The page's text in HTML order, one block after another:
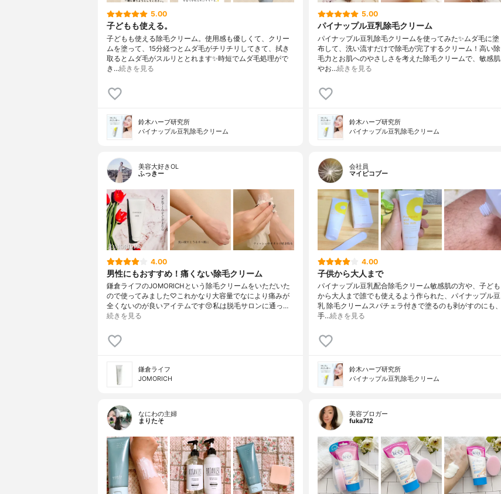
5.00
子どもも使える。
子どもも使える除毛クリーム。使用感も優しくて、クリー
ムを塗って、15分経つとムダ毛がチリチリしてきて、拭き
取るとムダ毛がスルリととれます✨時短でムダ毛処理がで
き…続きを見る
鈴木ハーブ研究所
パイナップル豆乳除毛クリーム
5.00
パイナップル豆乳除毛クリーム
パイナップル豆乳除毛クリームを使ってみた✨ムダ毛に塗
布して、洗い流すだけで除毛が完了するクリーム！高い除
毛力とお肌へのやさしさを考えた除毛クリームで、敏感肌
やお…続きを見る
鈴木ハーブ研究所
パイナップル豆乳除毛クリーム
美容大好きOL
ふっきー
4.00
男性にもおすすめ！痛くない除毛クリーム
鎌倉ライフのJOMORICHという除毛クリームをいただいた
ので使ってみました♡これかなり大容量でなにより痛みが
全くないのが良いアイテムです😚私は脱毛サロンに通っ…
続きを見る
鎌倉ライフ
JOMORICH
会社員
マイピコブー
4.00
子供から大人まで
パイナップル豆乳配合除毛クリーム敏感肌の方や、子ども
から大人まで誰でも使えるよう作られた、パイナップル豆
乳 除毛クリームスパチェラ付きで塗るのも剥がすのにも、
手…続きを見る
鈴木ハーブ研究所
パイナップル豆乳除毛クリーム
なにわの主婦
まりたそ
美容ブロガー
fuka712